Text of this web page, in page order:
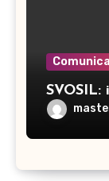
SVOSIL: